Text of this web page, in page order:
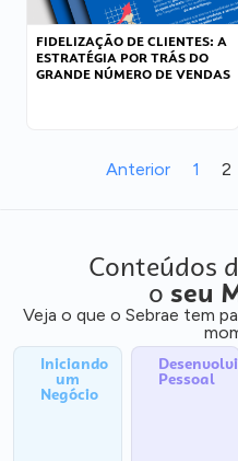
FIDELIZAÇÃO DE CLIENTES: A
ESTRATÉGIA POR TRÁS DO
GRANDE NÚMERO DE VENDAS
Anterior 1 2
Conteúdos
o seu
Veja o que o Sebrae tem
Iniciando
um
Negócio
Pessoal